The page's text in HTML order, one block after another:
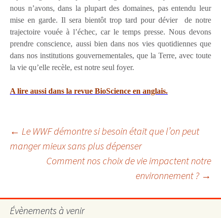
nous n’avons, dans la plupart des domaines, pas entendu leur
mise en garde. Il sera bientôt trop tard pour dévier
de notre
trajectoire vouée à l’échec, car le temps presse. Nous devons
prendre conscience, aussi bien dans nos vies quotidiennes que
dans nos institutions gouvernementales, que la Terre, avec toute
la vie qu’elle recèle, est notre seul foyer.
A lire aussi dans la revue BioScience en anglais.
Navigation
articles
← Le WWF démontre si besoin était que l’on peut
manger mieux sans plus dépenser
Comment nos choix de vie impactent notre
environnement ? →
Évènements à venir